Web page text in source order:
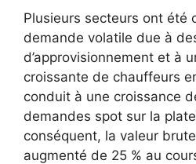
Plusieurs secteurs ont été
demande volatile due à
d’approvisionnement et à
croissante de chauffeurs
conduit à une croissance
demandes spot sur la
conséquent, la valeur
augmenté de 25 % au